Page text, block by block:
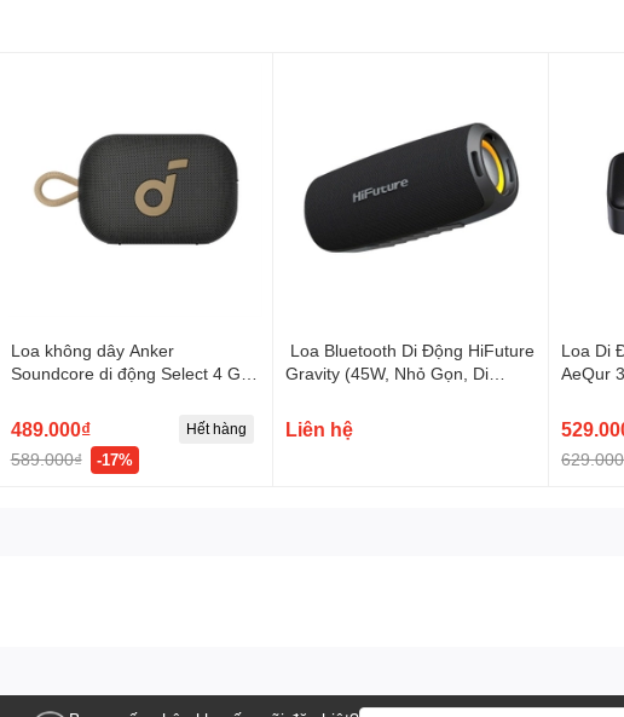
Loa không dây Anker
Soundcore di động Select 4 Go
489.000₫
589.000₫ -17%
Hết hàng
Loa Bluetooth Di Động HiFuture
Gravity (45W, Nhỏ Gọn, Di
Bass)
Liên hệ
Loa Di
AeQur